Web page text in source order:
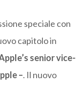
speciale con
capitolo in
senior vice-
–. Il nuovo